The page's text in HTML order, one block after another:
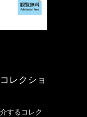
レクショ
するコレク